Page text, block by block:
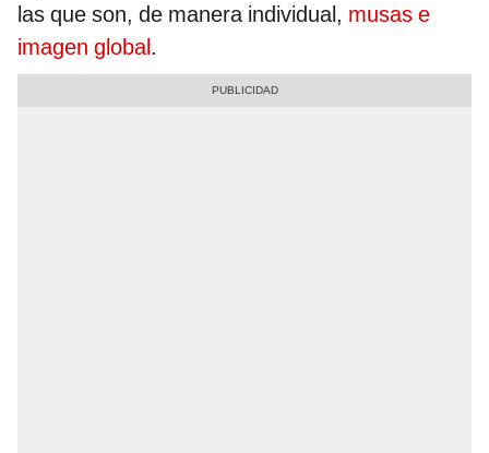
las que son, de manera individual, musas e
imagen global.